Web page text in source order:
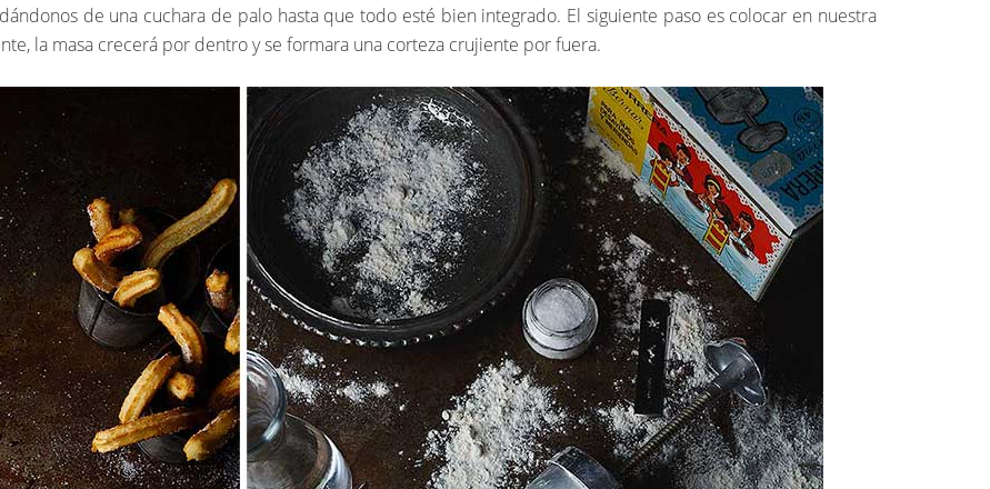
de una cuchara de palo hasta que todo esté bien integrado. El siguiente paso es colocar en nuestra
la masa crecerá por dentro y se formara una corteza crujiente por fuera.